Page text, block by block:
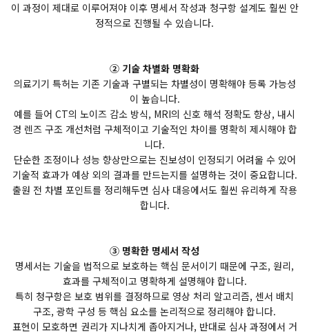
이 과정이 제대로 이루어져야 이후 명세서 작성과 청구항 설계도 훨씬 안
정적으로 진행될 수 있습니다.
② 기술 차별화 명확화
의료기기 특허는 기존 기술과 구별되는 차별성이 명확해야 등록 가능성
이 높습니다.
예를 들어 CT의 노이즈 감소 방식, MRI의 신호 해석 정확도 향상, 내시
경 렌즈 구조 개선처럼 구체적이고 기술적인 차이를 명확히 제시해야 합
니다.
단순한 조정이나 성능 향상만으로는 진보성이 인정되기 어려울 수 있어
기술적 효과가 예상 외의 결과를 만드는지를 설명하는 것이 중요합니다.
출원 전 차별 포인트를 정리해두면 심사 대응에서도 훨씬 유리하게 작용
합니다.
③ 명확한 명세서 작성
명세서는 기술을 법적으로 보호하는 핵심 문서이기 때문에 구조, 원리,
효과를 구체적이고 명확하게 설명해야 합니다.
특히 청구항은 보호 범위를 결정하므로 영상 처리 알고리즘, 센서 배치
구조, 광학 구성 등 핵심 요소를 논리적으로 정리해야 합니다.
표현이 모호하면 권리가 지나치게 좁아지거나, 반대로 심사 과정에서 거